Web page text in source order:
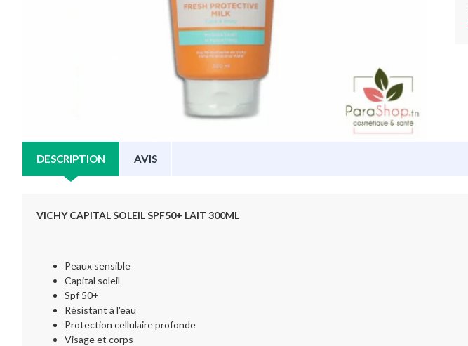
DESCRIPTION AVIS
VICHY CAPITAL SOLEIL SPF50+ LAIT 300ML
Peaux sensible
Capital soleil
Spf 50+
Résistant à l'eau
Protection cellulaire profonde
Visage et corps